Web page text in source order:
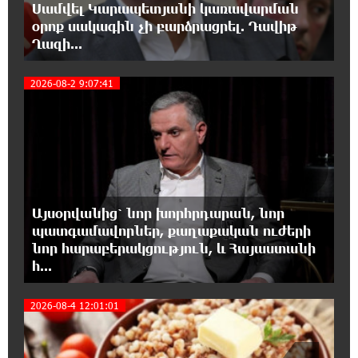
15:33:02 8-08-2026
Ինչպես է ՔՊ-ն «հարգում» ժողովրդի քվեն.
15:21:17 8-08-2026
Ընդդիմությունը պետք է օր առաջ
համախմբվի այս ծանր իրավիճակից դուրս
գալու համար. Արմեն Մանվելյան
15:07:43 8-08-2026
Դուք ու ձեր անտաղանդ շոուները ոչ ավելին
են, քան անհաջող ու չստացված դերասանի
թատրոն. Աննա Կոստանյան
14:58:53 8-08-2026
Միայն հանրային մեծ աջակցության
պարագայում ընդդիմությունը կկարողանա
օրակարգ թելադրել. Արեգ Սավգուլյան
Սամվել Կարապետյանի կառավարման
օրոք սակագին չի բարձրացրել. Դավիթ
Ղազի...
2026-08-2 9:07:41
Այսօրվանից՝ նոր խորհրդարան, նոր
պատգամավորներ, քաղաքական ուժերի
նոր հարաբերակցություն, և Հայաստանի
հ...
3
2026-08-4 12:01:01